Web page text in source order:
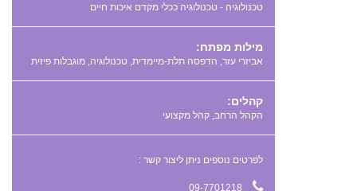
טכנולוגיה - טכנולוגיה ככלי מקדם איכות חיים
מילות מפתח:
,
,
,
קהלים:
הקהל הרחב, קהל מקצועי
לפרטים נוספים ניתן ליצור קשר :